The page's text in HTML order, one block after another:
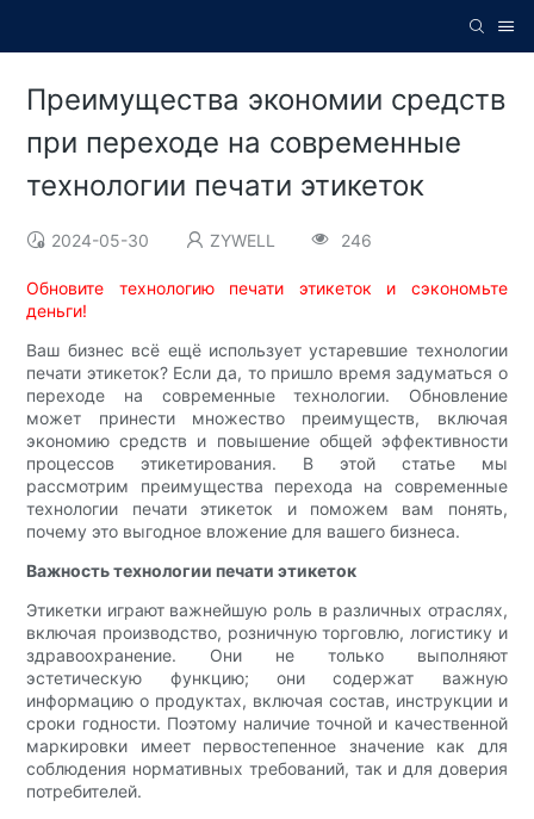
Преимущества экономии средств
при переходе на современные
технологии печати этикеток
2024-05-30 ZYWELL 246
Обновите технологию печати этикеток и сэкономьте
деньги!
Ваш бизнес всё ещё использует устаревшие технологии
печати этикеток? Если да, то пришло время задуматься о
переходе на современные технологии. Обновление
может принести множество преимуществ, включая
экономию средств и повышение общей эффективности
процессов этикетирования. В этой статье мы
рассмотрим преимущества перехода на современные
технологии печати этикеток и поможем вам понять,
почему это выгодное вложение для вашего бизнеса.
Важность технологии печати этикеток
Этикетки играют важнейшую роль в различных отраслях,
включая производство, розничную торговлю, логистику и
здравоохранение. Они не только выполняют
эстетическую функцию; они содержат важную
информацию о продуктах, включая состав, инструкции и
сроки годности. Поэтому наличие точной и качественной
маркировки имеет первостепенное значение как для
соблюдения нормативных требований, так и для доверия
потребителей.